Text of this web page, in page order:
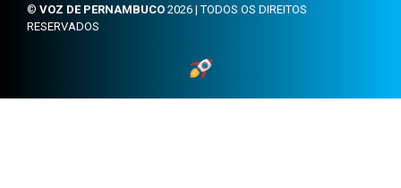
© VOZ DE PERNAMBUCO 2026 | TODOS OS DIREITOS
RESERVADOS